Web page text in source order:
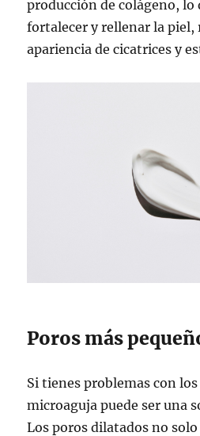
producción de colágeno, lo
fortalecer y rellenar la piel,
apariencia de cicatrices y
Poros más
Si tienes problemas con
microaguja puede ser una
Los poros dilatados no